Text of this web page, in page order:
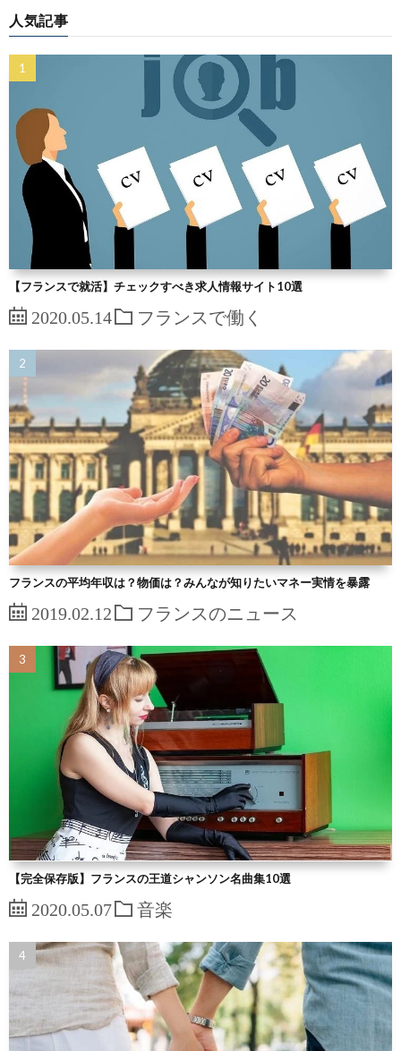
人気記事
【フランスで就活】チェックすべき求人情報サイト10選
2020.05.14 フランスで働く
フランスの平均年収は？物価は？みんなが知りたいマネー実情を暴露
2019.02.12 フランスのニュース
【完全保存版】フランスの王道シャンソン名曲集10選
2020.05.07 音楽